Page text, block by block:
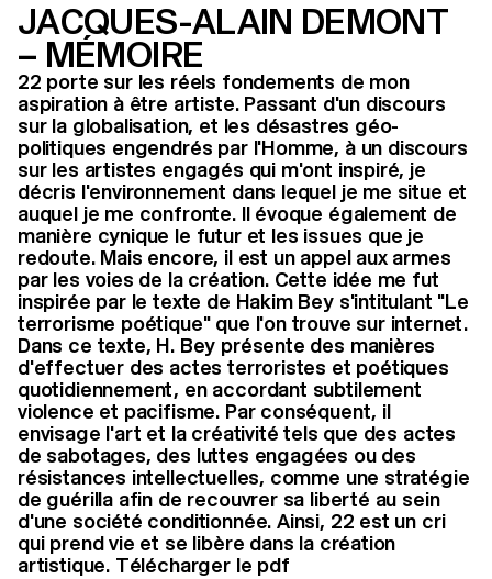
JACQUES-ALAIN DEMONT
– MÉMOIRE
22 porte sur les réels fondements de mon
aspiration à être artiste. Passant d'un discours
sur la globalisation, et les désastres géo-
politiques engendrés par l'Homme, à un discours
sur les artistes engagés qui m'ont inspiré, je
décris l'environnement dans lequel je me situe et
auquel je me confronte. Il évoque également de
manière cynique le futur et les issues que je
redoute. Mais encore, il est un appel aux armes
par les voies de la création. Cette idée me fut
inspirée par le texte de Hakim Bey s'intitulant "Le
terrorisme poétique" que l'on trouve sur internet.
Dans ce texte, H. Bey présente des manières
d'effectuer des actes terroristes et poétiques
quotidiennement, en accordant subtilement
violence et pacifisme. Par conséquent, il
envisage l'art et la créativité tels que des actes
de sabotages, des luttes engagées ou des
résistances intellectuelles, comme une stratégie
de guérilla afin de recouvrer sa liberté au sein
d'une société conditionnée. Ainsi, 22 est un cri
qui prend vie et se libère dans la création
artistique. Télécharger le pdf